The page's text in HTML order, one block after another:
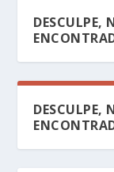
DESCULPE,
DESCULPE,